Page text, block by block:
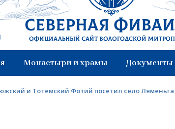
Северная
Официальный сайт Вологодской
Монастыри и храмы Документы
и Тотемский Фотий посетил село Ляменьга